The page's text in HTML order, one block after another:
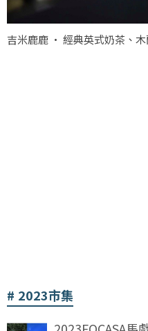
吉米鹿鹿 • 經典英式奶茶、木
2023市集